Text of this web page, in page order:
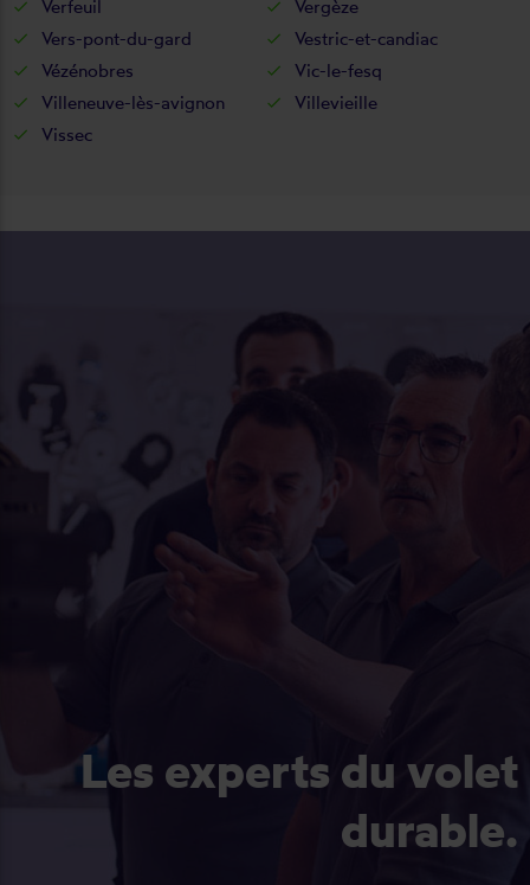
Verfeuil
Vergèze
Vers-pont-du-gard
Vestric-et-candiac
Vézénobres
Vic-le-fesq
Villeneuve-lès-avignon
Villevieille
Vissec
Les experts du volet
durable.